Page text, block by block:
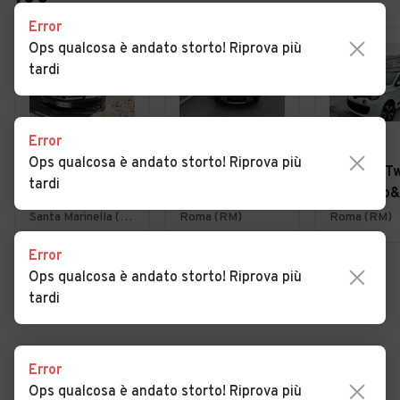
€ 4.500
Mercedes-benz
C 220 200 CDI
S.W. Classic
Santa Marinella (RM)
Fiat Sedici 1.9
Dynamic
Roma (RM)
Renault
SCe
Intens
Roma (RM)
VEDI TUTTE
Cerca altri risultati
Error
Ops qualcosa è andato storto! Riprova più
tardi
Error
Ops qualcosa è andato storto! Riprova più
tardi
Error
Ops qualcosa è andato storto! Riprova più
tardi
Error
Ops qualcosa è andato storto! Riprova più